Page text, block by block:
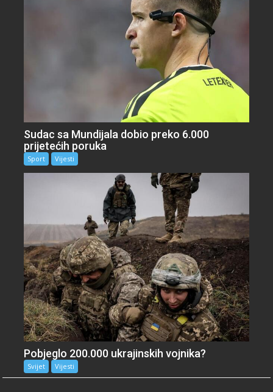
Sudac sa Mundijala dobio preko 6.000
prijetećih poruka
Sport Vijesti
Pobjeglo 200.000 ukrajinskih vojnika?
Svijet Vijesti